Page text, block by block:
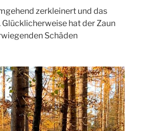
zerkleinert und das
hat der Zaun
Schäden